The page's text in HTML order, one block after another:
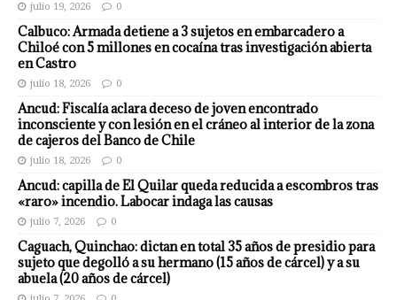
julio 19, 2026 0
Calbuco: Armada detiene a 3 sujetos en embarcadero a
Chiloé con 5 millones en cocaína tras investigación abierta
en Castro
julio 18, 2026 0
Ancud: Fiscalía aclara deceso de joven encontrado
inconsciente y con lesión en el cráneo al interior de la zona
de cajeros del Banco de Chile
julio 18, 2026 0
Ancud: capilla de El Quilar queda reducida a escombros tras
«raro» incendio. Labocar indaga las causas
julio 7, 2026 0
Caguach, Quinchao: dictan en total 35 años de presidio para
sujeto que degolló a su hermano (15 años de cárcel) y a su
abuela (20 años de cárcel)